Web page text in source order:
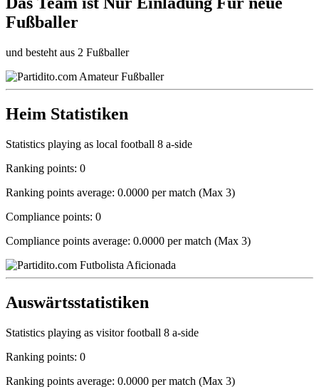
Fußballer
und besteht aus 2 Fußballer
Heim Statistiken
Statistics playing as local football 8 a-side
Ranking points: 0
Ranking points average: 0.0000 per match (Max 3)
Compliance points: 0
Compliance points average: 0.0000 per match (Max 3)
Auswärtsstatistiken
Statistics playing as visitor football 8 a-side
Ranking points: 0
Ranking points average: 0.0000 per match (Max 3)